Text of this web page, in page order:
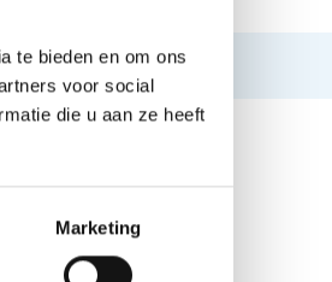
te bieden en om ons
voor social
die u aan ze heeft
Marketing